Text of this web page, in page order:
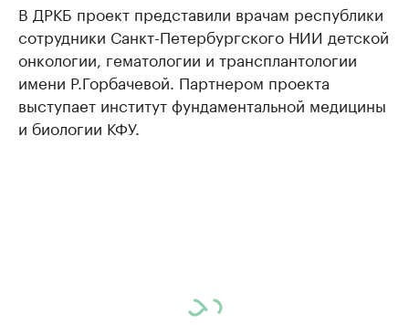
В ДРКБ проект представили врачам республики
сотрудники Санкт-Петербургского НИИ детской
онкологии, гематологии и трансплантологии
имени Р.Горбачевой. Партнером проекта
выступает институт фундаментальной медицины
и биологии КФУ.